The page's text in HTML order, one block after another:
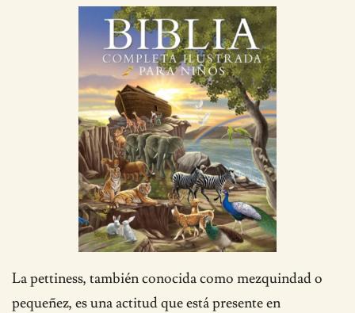
La pettiness, también conocida como mezquindad o
pequeñez, es una actitud que está presente en